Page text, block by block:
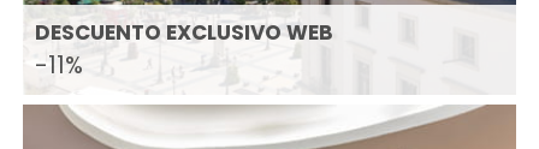
DESCUENTO EXCLUSIVO WEB
-11%